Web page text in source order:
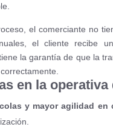
el comerciante no
el cliente recibe
la garantía de que la
en la operativa
y mayor agilidad en